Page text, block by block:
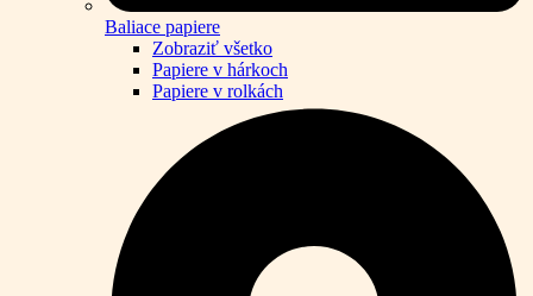
Baliace papiere
Zobraziť všetko
Papiere v hárkoch
Papiere v rolkách